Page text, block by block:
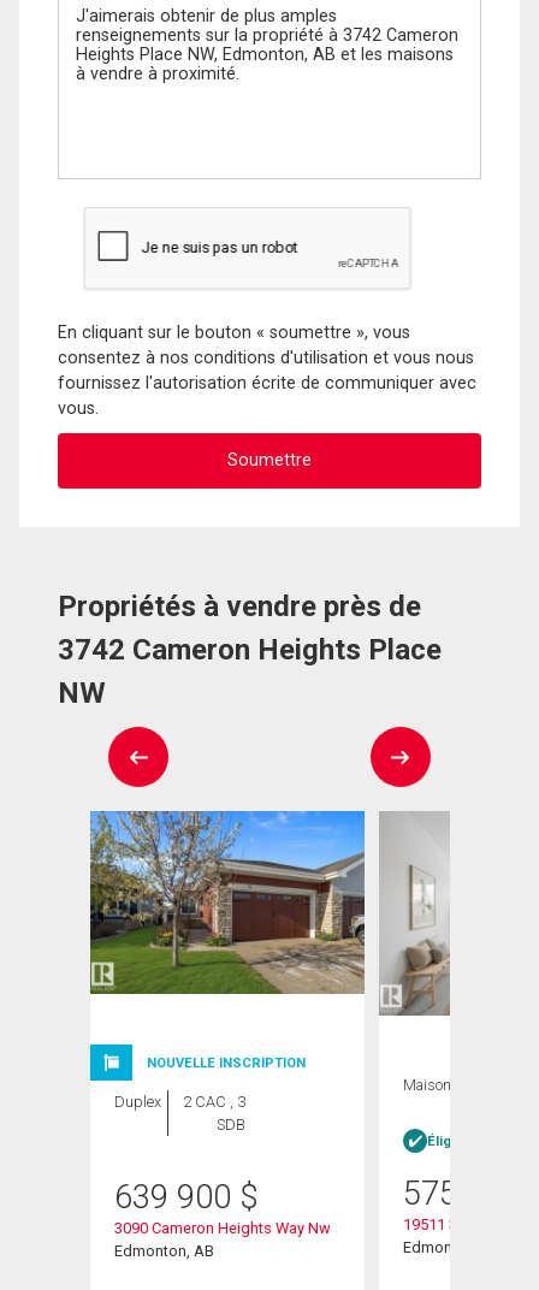
En cliquant sur le bouton « soumettre », vous
consentez à nos conditions d'utilisation et vous nous
fournissez l'autorisation écrite de communiquer avec
vous.
Propriétés à vendre près de
3742 Cameron Heights Place
NW
NOUVELLE INSCRIPTION
Duplex
2 CAC , 3
SDB
639 900 $
3090 Cameron Heights Way Nw
Edmonton, AB
Maison
Éligible Louer
575 000
19511 30 Avenue
Edmonton, AB